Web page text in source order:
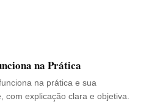
na Prática
na prática e sua
com explicação clara e objetiva.